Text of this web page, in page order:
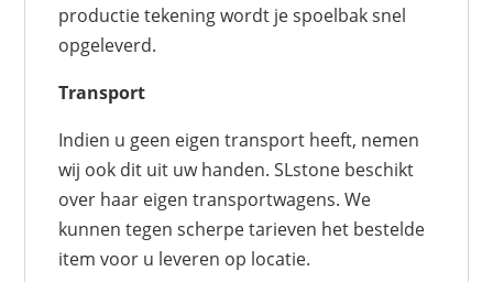
productie tekening wordt je spoelbak snel
opgeleverd.
Transport
Indien u geen eigen transport heeft, nemen
wij ook dit uit uw handen. SLstone beschikt
over haar eigen transportwagens. We
kunnen tegen scherpe tarieven het bestelde
item voor u leveren op locatie.